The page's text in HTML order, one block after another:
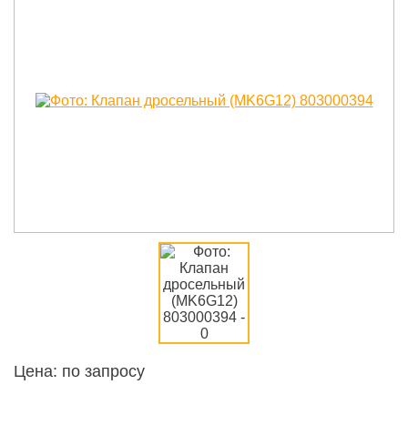
Цена: по запросу